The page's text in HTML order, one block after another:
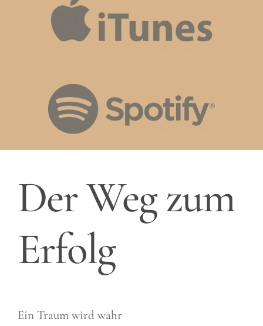
Der Weg zum
Erfolg
Ein Traum wird wahr